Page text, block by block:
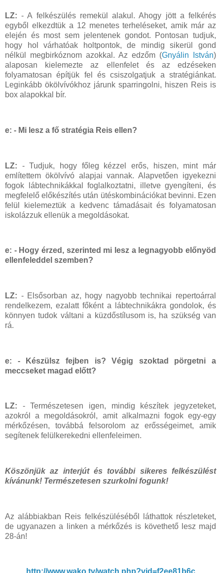
LZ: - A felkészülés remekül alakul. Ahogy jött a felkérés
egyből elkezdtük a 12 menetes terheléseket, amik már az
elején és most sem jelentenek gondot. Pontosan tudjuk,
hogy hol várhatóak holtpontok, de mindig sikerül gond
nélkül megbirkóznom azokkal. Az edzőm (Gnyálin István)
alaposan kielemezte az ellenfelet és az edzéseken
folyamatosan építjük fel és csiszolgatjuk a stratégiánkat.
Leginkább ökölvívókhoz járunk sparringolni, hiszen Reis is
box alapokkal bír.
e: - Mi lesz a fő stratégia Reis ellen?
LZ: - Tudjuk, hogy főleg kézzel erős, hiszen, mint már
említettem ökölvívó alapjai vannak. Alapvetően igyekezni
fogok lábtechnikákkal foglalkoztatni, illetve gyengíteni, és
megfelelő előkészítés után ütéskombinációkat bevinni. Ezen
felül kielemeztük a kedvenc támadásait és folyamatosan
iskolázzuk ellenük a megoldásokat.
e: - Hogy érzed, szerinted mi lesz a legnagyobb előnyöd
ellenfeleddel szemben?
LZ: - Elsősorban az, hogy nagyobb technikai repertoárral
rendelkezem, ezalatt főként a lábtechnikákra gondolok, és
könnyen tudok váltani a küzdőstílusom is, ha szükség van
rá.
e: - Készülsz fejben is? Végig szoktad pörgetni a
meccseket magad előtt?
LZ: - Természetesen igen, mindig készítek jegyzeteket,
azokról a megoldásokról, amit alkalmazni fogok egy-egy
mérkőzésen, továbbá felsorolom az erősségeimet, amik
segítenek felülkerekedni ellenfeleimen.
Köszönjük az interjút és további sikeres felkészülést
kívánunk! Természetesen szurkolni fogunk!
Az alábbiakban Reis felkészüléséből láthattok részleteket,
de ugyanazen a linken a mérkőzés is követhető lesz majd
28-án!